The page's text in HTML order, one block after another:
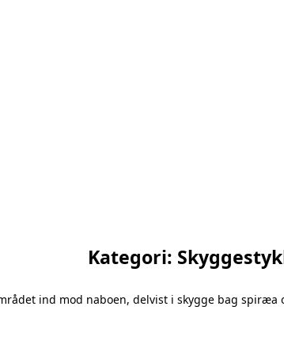
Kategori:
ind mod naboen, delvist i skygge bag